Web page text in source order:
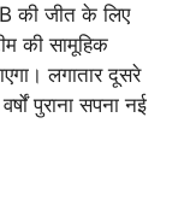
की जीत के लिए
की सामूहिक
लगातार दूसरे
पुराना सपना नई